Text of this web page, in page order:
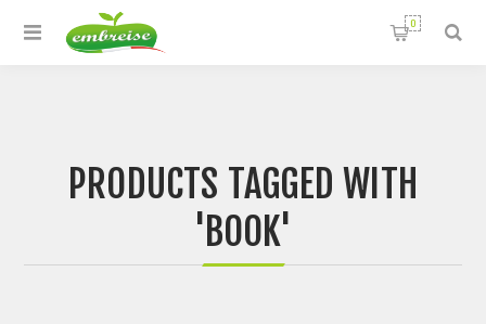
0
PRODUCTS TAGGED WITH
'BOOK'